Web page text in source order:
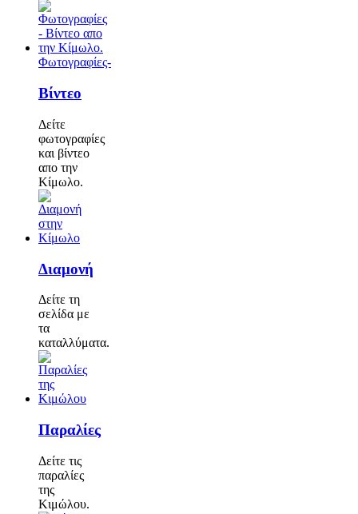
Φωτογραφίες-
Βίντεο
Δείτε
φωτογραφίες
και βίντεο
απο την
Κίμωλο.
Διαμονή
Δείτε τη
σελίδα με
τα
καταλλύματα.
Παραλίες
Δείτε τις
παραλίες
της
Κιμώλου.